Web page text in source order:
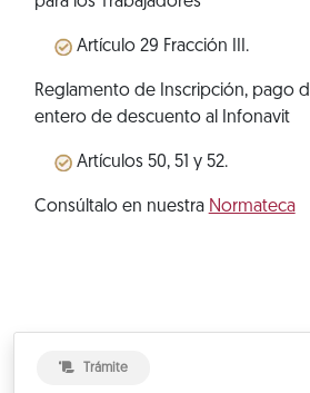
Artículo 29 Fracción III.
Reglamento de Inscripción, pago
entero de descuento al Infonavit
Artículos 50, 51 y 52.
Consúltalo en nuestra Normateca
Trámite